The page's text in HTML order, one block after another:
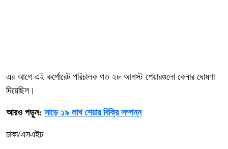
এর আগে এই কর্পোরেট পরিচালক গত ২৮ আগস্ট শেয়ারগুলো কেনার ঘোষণা
দিয়েছিল।
আরও পড়ুন: সাড়ে ১৯ লাখ শেয়ার বিক্রি সম্পন্ন
ঢাকা/এসএইচ